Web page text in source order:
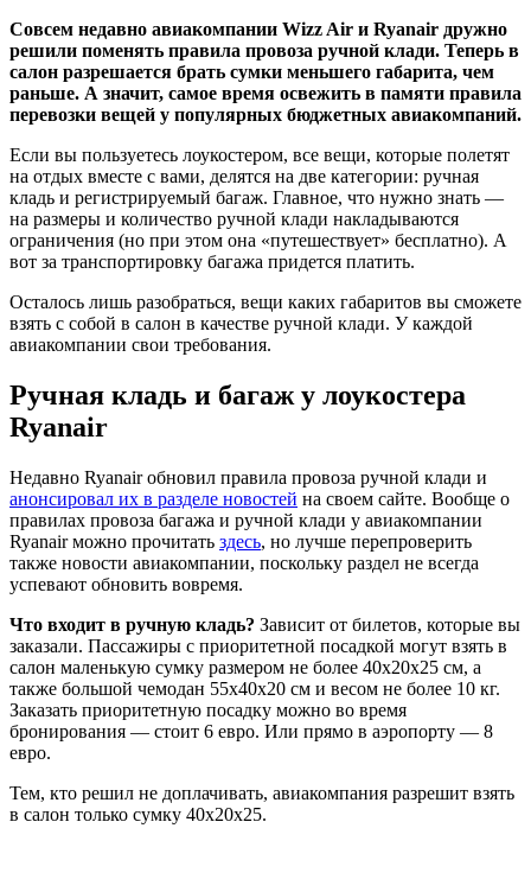
Совсем недавно авиакомпании Wizz Air и Ryanair дружно
решили поменять правила провоза ручной клади. Теперь в
салон разрешается брать сумки меньшего габарита, чем
раньше. А значит, самое время освежить в памяти правила
перевозки вещей у популярных бюджетных авиакомпаний.
Если вы пользуетесь лоукостером, все вещи, которые полетят
на отдых вместе с вами, делятся на две категории: ручная
кладь и регистрируемый багаж. Главное, что нужно знать —
на размеры и количество ручной клади накладываются
ограничения (но при этом она «путешествует» бесплатно). А
вот за транспортировку багажа придется платить.
Осталось лишь разобраться, вещи каких габаритов вы сможете
взять с собой в салон в качестве ручной клади. У каждой
авиакомпании свои требования.
Ручная кладь и багаж у лоукостера
Ryanair
Недавно Ryanair обновил правила провоза ручной клади и
анонсировал их в разделе новостей на своем сайте. Вообще о
правилах провоза багажа и ручной клади у авиакомпании
Ryanair можно прочитать здесь, но лучше перепроверить
также новости авиакомпании, поскольку раздел не всегда
успевают обновить вовремя.
Что входит в ручную кладь? Зависит от билетов, которые вы
заказали. Пассажиры с приоритетной посадкой могут взять в
салон маленькую сумку размером не более 40x20x25 см, а
также большой чемодан 55x40x20 см и весом не более 10 кг.
Заказать приоритетную посадку можно во время
бронирования — стоит 6 евро. Или прямо в аэропорту — 8
евро.
Тем, кто решил не доплачивать, авиакомпания разрешит взять
в салон только сумку 40x20x25.